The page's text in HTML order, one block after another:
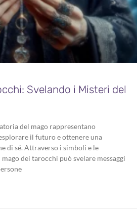
Svelando i Misteri del
del mago rappresentano
il futuro e ottenere una
di sé. Attraverso i simboli e le
dei tarocchi può svelare messaggi